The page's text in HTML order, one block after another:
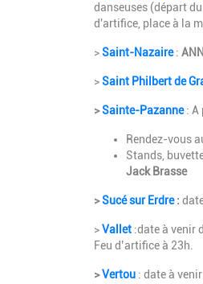
danseuses (départ
d'artifice, place à la
>Saint-Nazaire:
>Saint Philbert de
>Sainte-Pazanne : A
Rendez-vous
Stands,
Jack Brasse
>Sucé sur Erdre:
>Vallet :date à venir
Feu d’artifice à 23h.
>Vertou : date à